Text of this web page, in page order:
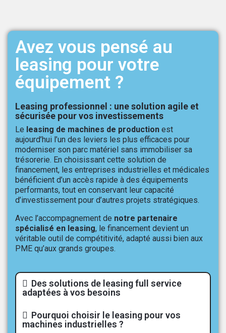
Avez vous pensé au
leasing pour votre
équipement ?
Leasing professionnel : une solution agile et
sécurisée pour vos investissements
Le leasing de machines de production est
aujourd’hui l’un des leviers les plus efficaces pour
moderniser son parc matériel sans immobiliser sa
trésorerie. En choisissant cette solution de
financement, les entreprises industrielles et médicales
bénéficient d’un accès rapide à des équipements
performants, tout en conservant leur capacité
d’investissement pour d’autres projets stratégiques.
Avec l’accompagnement de notre partenaire
spécialisé en leasing, le financement devient un
véritable outil de compétitivité, adapté aussi bien aux
PME qu’aux grands groupes.
Des solutions de leasing full service
adaptées à vos besoins
Pourquoi choisir le leasing pour vos
machines industrielles ?